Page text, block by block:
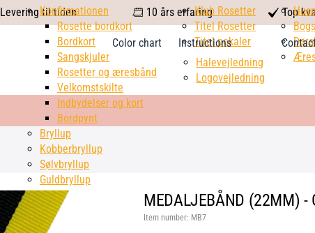
Levering til tiden calendar
10 års erfaring
check
mark
Top
Color chart
Instructions
Halevejledning
Logovejledning
Konfirmationen
Rosette bordkort
Bordkort
Sangskjuler
Rosetter og æresbånd
Velkomstskilte
Indbydelser og kort
Bordpynt
Bryllup
Kobberbryllup
Sølvbryllup
Guldbryllup
Klub Rosetter
Titel Rosetter
Titel pokaler
MEDALJEBÅND (22MM) -
Item number: MB7